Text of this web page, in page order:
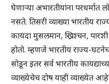
घेणाऱ्या अभारतीयांना परधर्मात
नसते. तिसरी व्याख्या भारतीय
कायदा मुसलमान, ख्रिश्चन,
होतो. म्हणजे भारतीय राज्य-
सोडून इतर सर्व भारतीय
व्याख्येचेच दोष याही व्याख्येत